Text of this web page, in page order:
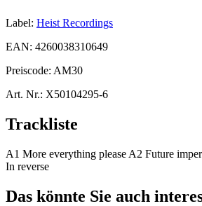
Label: Heist Recordings
EAN: 4260038310649
Preiscode: AM30
Art. Nr.: X50104295-6
Trackliste
A1 More everything please A2 Future
In reverse
Das könnte Sie auch